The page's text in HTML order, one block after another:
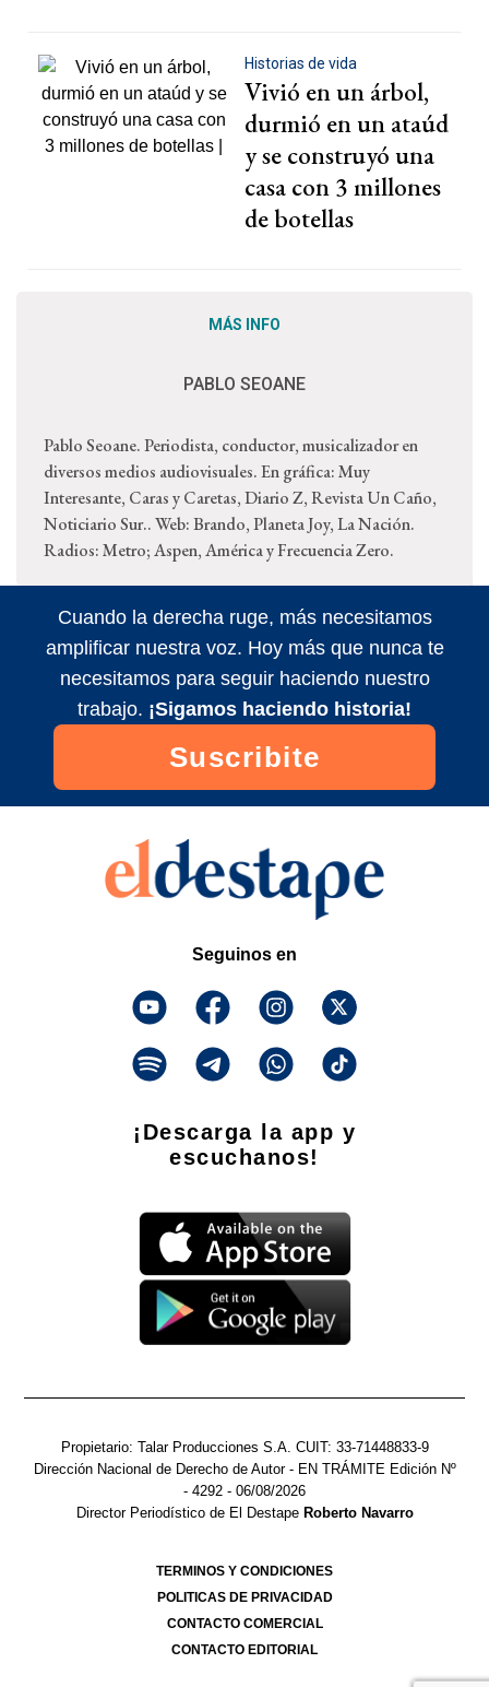
Historias de vida
Vivió en un árbol,
durmió en un ataúd
y se construyó una
casa con 3 millones
de botellas
MÁS INFO
PABLO SEOANE
Pablo Seoane. Periodista, conductor, musicalizador en
diversos medios audiovisuales. En gráfica: Muy
Interesante, Caras y Caretas, Diario Z, Revista Un Caño,
Noticiario Sur.. Web: Brando, Planeta Joy, La Nación.
Radios: Metro; Aspen, América y Frecuencia Zero.
Cuando la derecha ruge, más necesitamos
amplificar nuestra voz. Hoy más que nunca te
necesitamos para seguir haciendo nuestro
trabajo. ¡Sigamos haciendo historia!
Suscribite
Seguinos en
¡Descarga la app y
escuchanos!
Propietario: Talar Producciones S.A. CUIT: 33-71448833-9
Dirección Nacional de Derecho de Autor - EN TRÁMITE Edición Nº
- 4292 - 06/08/2026
Director Periodístico de El Destape Roberto Navarro
TERMINOS Y CONDICIONES
POLITICAS DE PRIVACIDAD
CONTACTO COMERCIAL
CONTACTO EDITORIAL